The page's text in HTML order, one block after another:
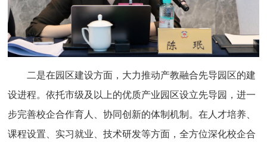
二是在园区建设方面，大力推动产教融合先导园区的建
设进程。依托市级及以上的优质产业园区设立先导园，进一
步完善校企合作育人、协同创新的体制机制。在人才培养、
课程设置、实习就业、技术研发等方面，全方位深化校企合